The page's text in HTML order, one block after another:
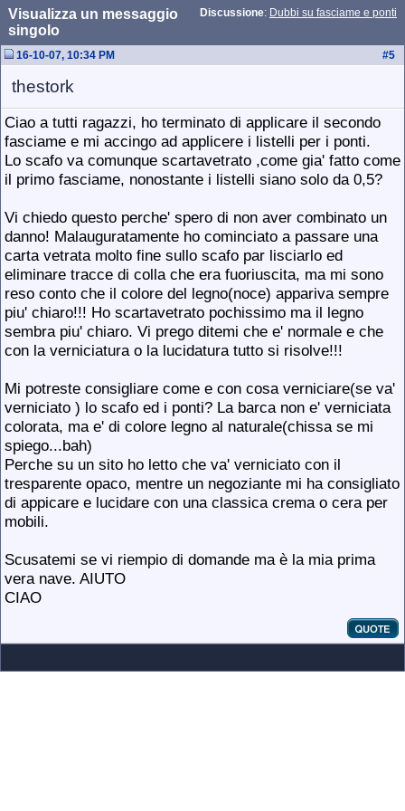
Discussione: Dubbi su fasciame e ponti
Visualizza un messaggio
singolo
#5
16-10-07, 10:34 PM
thestork
Ciao a tutti ragazzi, ho terminato di applicare il secondo
fasciame e mi accingo ad applicere i listelli per i ponti.
Lo scafo va comunque scartavetrato ,come gia' fatto come
il primo fasciame, nonostante i listelli siano solo da 0,5?
Vi chiedo questo perche' spero di non aver combinato un
danno! Malauguratamente ho cominciato a passare una
carta vetrata molto fine sullo scafo par lisciarlo ed
eliminare tracce di colla che era fuoriuscita, ma mi sono
reso conto che il colore del legno(noce) appariva sempre
piu' chiaro!!! Ho scartavetrato pochissimo ma il legno
sembra piu' chiaro. Vi prego ditemi che e' normale e che
con la verniciatura o la lucidatura tutto si risolve!!!
Mi potreste consigliare come e con cosa verniciare(se va'
verniciato ) lo scafo ed i ponti? La barca non e' verniciata
colorata, ma e' di colore legno al naturale(chissa se mi
spiego...bah)
Perche su un sito ho letto che va' verniciato con il
tresparente opaco, mentre un negoziante mi ha consigliato
di appicare e lucidare con una classica crema o cera per
mobili.
Scusatemi se vi riempio di domande ma è la mia prima
vera nave. AIUTO
CIAO